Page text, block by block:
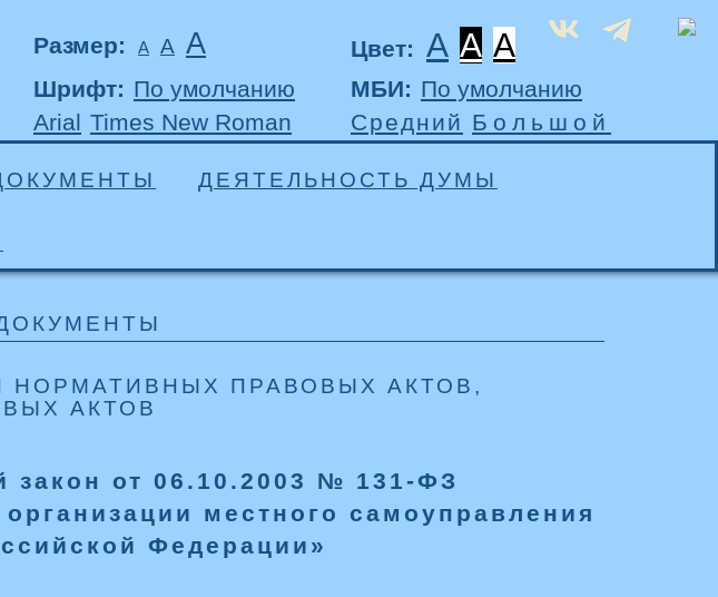
Размер: А А А Цвет: A A A
Шрифт: По умолчанию
Arial Times New Roman
МБИ: По умолчанию
Средний Большой
ДЕЯТЕЛЬНОСТЬ ДУМЫ
ПРАВОВЫХ АКТОВ,
АКТОВ
закон от 06.10.2003 № 131-ФЗ
местного самоуправления
Федерации»